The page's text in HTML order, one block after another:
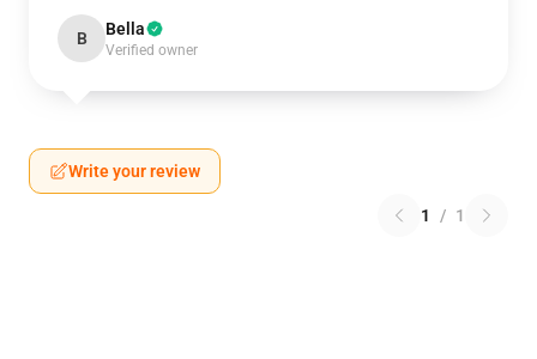
B Bella
Verified owner
Write your review
1 / 1